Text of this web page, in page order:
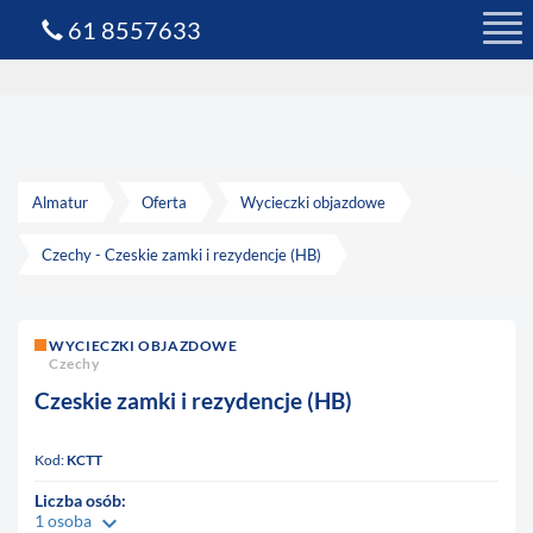
Almatur Oferta Wycieczki objazdowe
Czechy - Czeskie zamki i rezydencje (HB)
WYCIECZKI OBJAZDOWE
Czechy
Czeskie zamki i rezydencje (HB)
Kod: KCTT
Liczba osób:
1 osoba keyboard_arrow_down
61 8557633